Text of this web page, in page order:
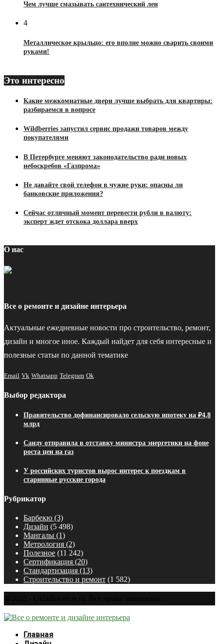
Чем лучше смазывать сантехнический лен
4
Металлическое крыльцо: его вполне можно сварить своими
руками!
Это интересно
Какие межкомнатные двери лучше выбрать для квартиры:
разбираемся в вопросе
Wildberries запустил сервис продажи товаров между
покупателями
В Петербурге меняют законодательство ради новых
небоскребов «Газпрома»
Не давайте свой телефон в чужие руки: опасны ли
банковские приложения?
Сейчас отличный момент перевести рубли в валюту:
эксперт ждет отскока доллара вверх
О нас
Все о ремонте и дизайне интерьера
Актуальные ежедневные новости про строительство, ремонт,
дизайн и многое иное. Каждый найдет для себя интересные и
полезные статьи по данной тематике
Email Vk Whatsapp Telegram Ok
Выбор редактора
Правительство дофинансировало сельскую ипотеку на ₽4,8
млрд
Санду отправила в отставку министра энергетики на фоне
роста цен на газ
У российских туристов вырос интерес к поездкам в
старинные русские города
Рубрикатор
Барбекю (3)
Дизайн (5 498)
Мангалы (1)
Метрология (2)
Полезное (11 242)
Сертификация (20)
Стандартизация (13)
Строительство и ремонт (1 582)
Главная